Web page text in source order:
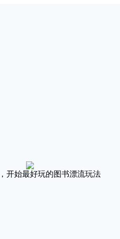
开始最好玩的图书漂流玩法